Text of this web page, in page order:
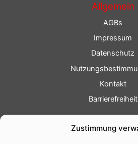
Zustimmung
Allgemein
AGBs
Impressum
Datenschutz
Kontakt
Barrierefreiheit
Fotoservice